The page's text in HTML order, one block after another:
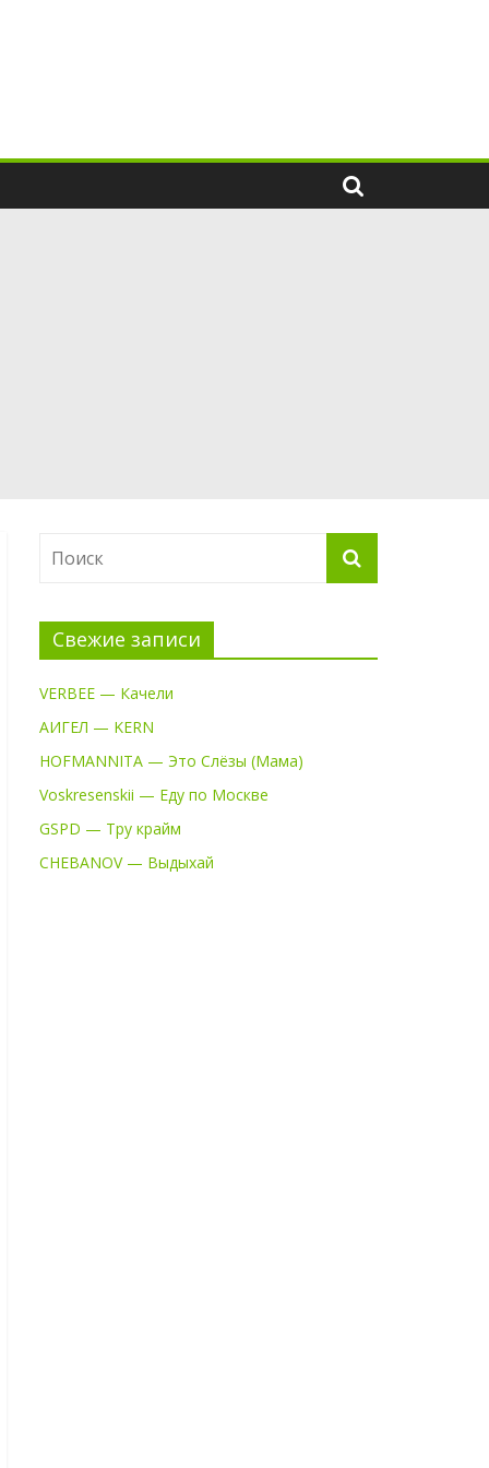
Свежие записи
VERBEE — Качели
АИГЕЛ — KERN
HOFMANNITA — Это Слёзы (Мама)
Voskresenskii — Еду по Москве
GSPD — Тру крайм
CHEBANOV — Выдыхай